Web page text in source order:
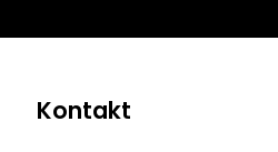
Kontakt